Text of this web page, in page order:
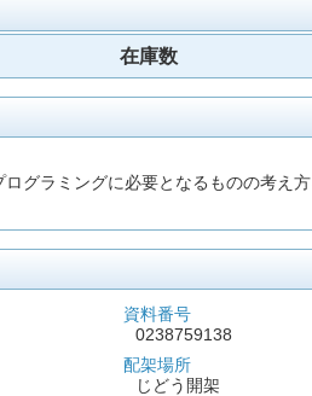
在庫数
グラミングに必要となるものの考え
資料番号
0238759138
配架場所
じどう開架